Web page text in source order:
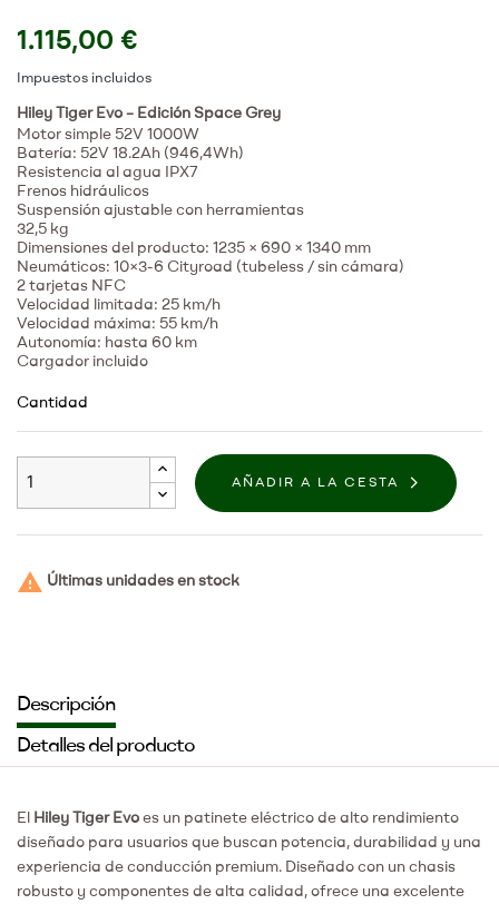
1.115,00 €
Impuestos incluidos
Hiley Tiger Evo – Edición Space Grey
Motor simple 52V 1000W
Batería: 52V 18.2Ah (946,4Wh)
Resistencia al agua IPX7
Frenos hidráulicos
Suspensión ajustable con herramientas
32,5 kg
Dimensiones del producto: 1235 × 690 × 1340 mm
Neumáticos: 10×3-6 Cityroad (tubeless / sin cámara)
2 tarjetas NFC
Velocidad limitada: 25 km/h
Velocidad máxima: 55 km/h
Autonomía: hasta 60 km
Cargador incluido
Cantidad
AÑADIR A LA CESTA
 Últimas unidades en stock
Descripción
Detalles del producto
El Hiley Tiger Evo es un patinete eléctrico de alto rendimiento
diseñado para usuarios que buscan potencia, durabilidad y una
experiencia de conducción premium. Diseñado con un chasis
robusto y componentes de alta calidad, ofrece una excelente